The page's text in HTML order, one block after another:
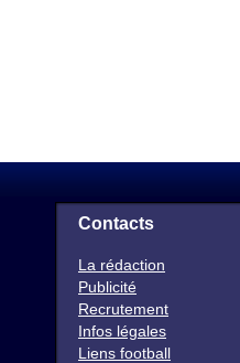
Contacts
La rédaction
Publicité
Recrutement
Infos légales
Liens football